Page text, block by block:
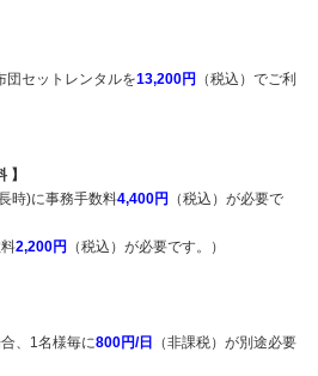
セットレンタルを13,200円 （税込）でご利
】
時)に事務手数料4,400円 （税込）が必要で
2,200円 （税込）が必要です。）
、1名様毎に800円/日 （非課税）が別途必要